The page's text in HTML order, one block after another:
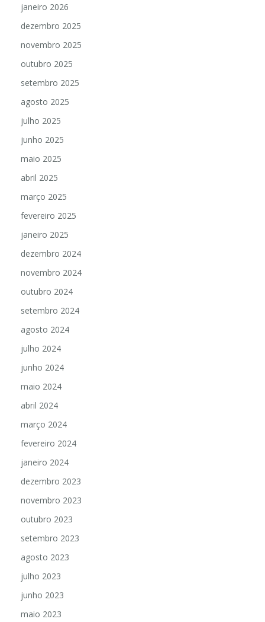
janeiro 2026
dezembro 2025
novembro 2025
outubro 2025
setembro 2025
agosto 2025
julho 2025
junho 2025
maio 2025
abril 2025
março 2025
fevereiro 2025
janeiro 2025
dezembro 2024
novembro 2024
outubro 2024
setembro 2024
agosto 2024
julho 2024
junho 2024
maio 2024
abril 2024
março 2024
fevereiro 2024
janeiro 2024
dezembro 2023
novembro 2023
outubro 2023
setembro 2023
agosto 2023
julho 2023
junho 2023
maio 2023